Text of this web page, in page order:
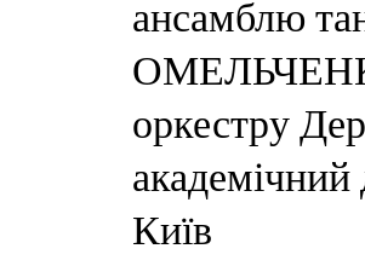
ансамблю
оркестру
Київ